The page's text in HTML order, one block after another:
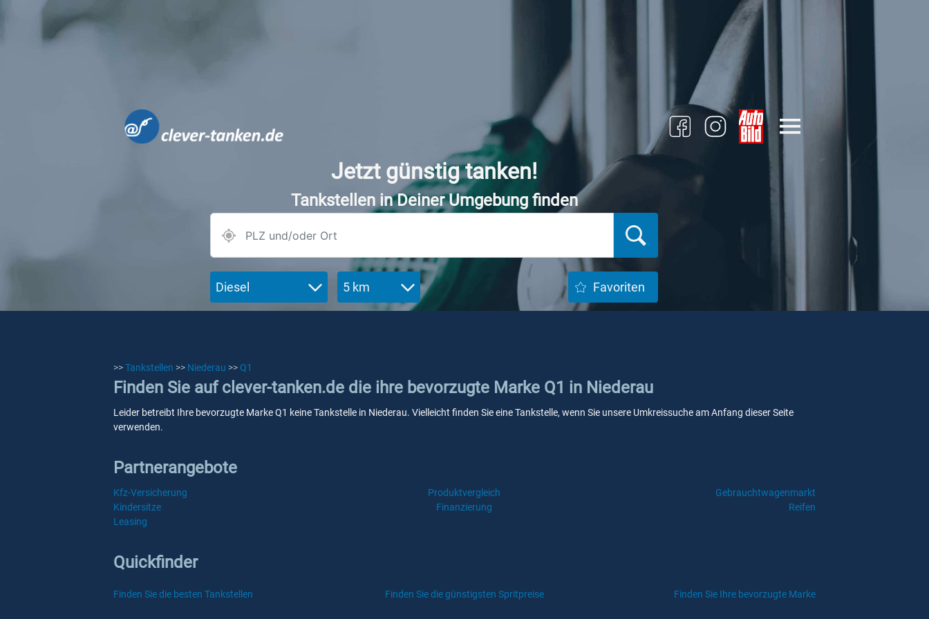
Jetzt günstig tanken!
Tankstellen in Deiner Umgebung finden
Diesel 5 km Favoriten
>>Tankstellen >> Niederau >> Q1
Finden Sie auf clever-tanken.de die ihre bevorzugte Marke Q1 in Niederau
Leider betreibt Ihre bevorzugte Marke Q1 keine Tankstelle in Niederau. Vielleicht finden Sie eine Tankstelle, wenn Sie unsere Umkreissuche am Anfang dieser Seite
verwenden.
Partnerangebote
Kfz-Versicherung Produktvergleich
Gebrauchtwagenmarkt
Kindersitze
Finanzierung
Reifen
Leasing
Quickfinder
Finden Sie die besten Tankstellen Finden Sie die günstigsten Spritpreise Finden Sie Ihre bevorzugte Marke